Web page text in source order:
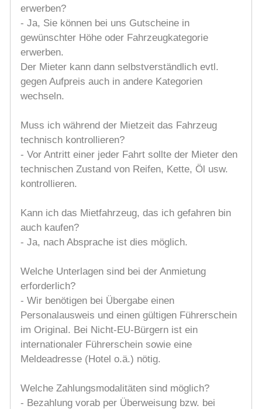
erwerben?
- Ja, Sie können bei uns Gutscheine in
gewünschter Höhe oder Fahrzeugkategorie
erwerben.
Der Mieter kann dann selbstverständlich evtl.
gegen Aufpreis auch in andere Kategorien
wechseln.
Muss ich während der Mietzeit das Fahrzeug
technisch kontrollieren?
- Vor Antritt einer jeder Fahrt sollte der Mieter den
technischen Zustand von Reifen, Kette, Öl usw.
kontrollieren.
Kann ich das Mietfahrzeug, das ich gefahren bin
auch kaufen?
- Ja, nach Absprache ist dies möglich.
Welche Unterlagen sind bei der Anmietung
erforderlich?
- Wir benötigen bei Übergabe einen
Personalausweis und einen gültigen Führerschein
im Original. Bei Nicht-EU-Bürgern ist ein
internationaler Führerschein sowie eine
Meldeadresse (Hotel o.ä.) nötig.
Welche Zahlungsmodalitäten sind möglich?
- Bezahlung vorab per Überweisung bzw. bei